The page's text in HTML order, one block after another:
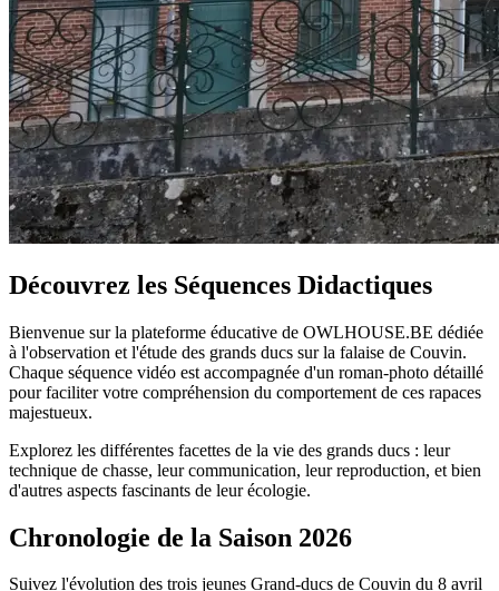
Découvrez les Séquences Didactiques
Bienvenue sur la plateforme éducative de OWLHOUSE.BE dédiée
à l'observation et l'étude des grands ducs sur la falaise de Couvin.
Chaque séquence vidéo est accompagnée d'un roman-photo détaillé
pour faciliter votre compréhension du comportement de ces rapaces
majestueux.
Explorez les différentes facettes de la vie des grands ducs : leur
technique de chasse, leur communication, leur reproduction, et bien
d'autres aspects fascinants de leur écologie.
Chronologie de la Saison 2026
Suivez l'évolution des trois jeunes Grand-ducs de Couvin du 8 avril